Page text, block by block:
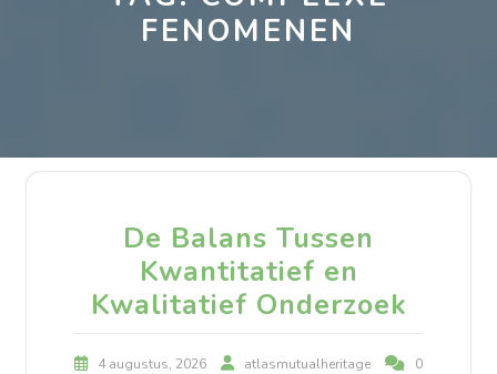
FENOMENEN
De Balans Tussen
Kwantitatief en
Kwalitatief Onderzoek
4 augustus, 2026 atlasmutualheritage
0